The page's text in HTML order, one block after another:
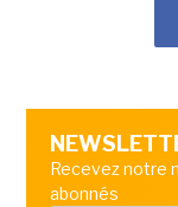
Recevez notre
abonnés